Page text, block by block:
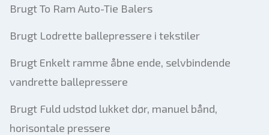
Brugt To Ram Auto-Tie Balers
Brugt Lodrette ballepressere i tekstiler
Brugt Enkelt ramme åbne ende, selvbindende
vandrette ballepressere
Brugt Fuld udstød lukket dør, manuel bånd,
horisontale pressere